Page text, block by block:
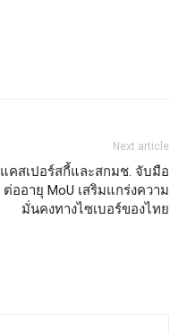
Next article
แคสเปอร์สกี้และสกมช. จับมือ
ต่ออายุ MoU เสริมแกร่งความ
มั่นคงทางไซเบอร์ของไทย